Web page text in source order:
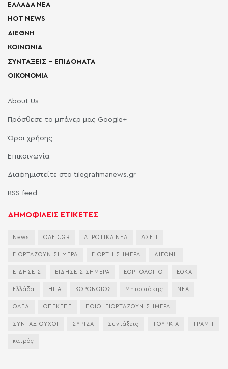
ΕΛΛΑΔΑ ΝΕΑ
HOT NEWS
ΔΙΕΘΝΗ
ΚΟΙΝΩΝΙΑ
ΣΥΝΤΑΞΕΙΣ – ΕΠΙΔΟΜΑΤΑ
ΟΙΚΟΝΟΜΙΑ
About Us
Πρόσθεσε το μπάνερ μας Google+
Όροι χρήσης
Επικοινωνία
Διαφημιστείτε στο tilegrafimanews.gr
RSS feed
ΔΗΜΟΦΙΛΕΙΣ ΕΤΙΚΕΤΕΣ
News OAED.GR ΑΓΡΟΤΙΚΑ ΝΕΑ ΑΣΕΠ
ΓΙΟΡΤΑΖΟΥΝ ΣΗΜΕΡΑ ΓΙΟΡΤΗ ΣΗΜΕΡΑ ΔΙΕΘΝΗ
ΕΙΔΗΣΕΙΣ ΕΙΔΗΣΕΙΣ ΣΗΜΕΡΑ ΕΟΡΤΟΛΟΓΙΟ ΕΦΚΑ
Ελλάδα ΗΠΑ ΚΟΡΟΝΟΙΟΣ Μητσοτάκης ΝΕΑ
ΟΑΕΔ ΟΠΕΚΕΠΕ ΠΟΙΟΙ ΓΙΟΡΤΑΖΟΥΝ ΣΗΜΕΡΑ
ΣΥΝΤΑΞΙΟΥΧΟΙ ΣΥΡΙΖΑ Συντάξεις ΤΟΥΡΚΙΑ ΤΡΑΜΠ
καιρός